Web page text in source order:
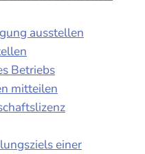
ausstellen
Betriebs
mitteilen
einer